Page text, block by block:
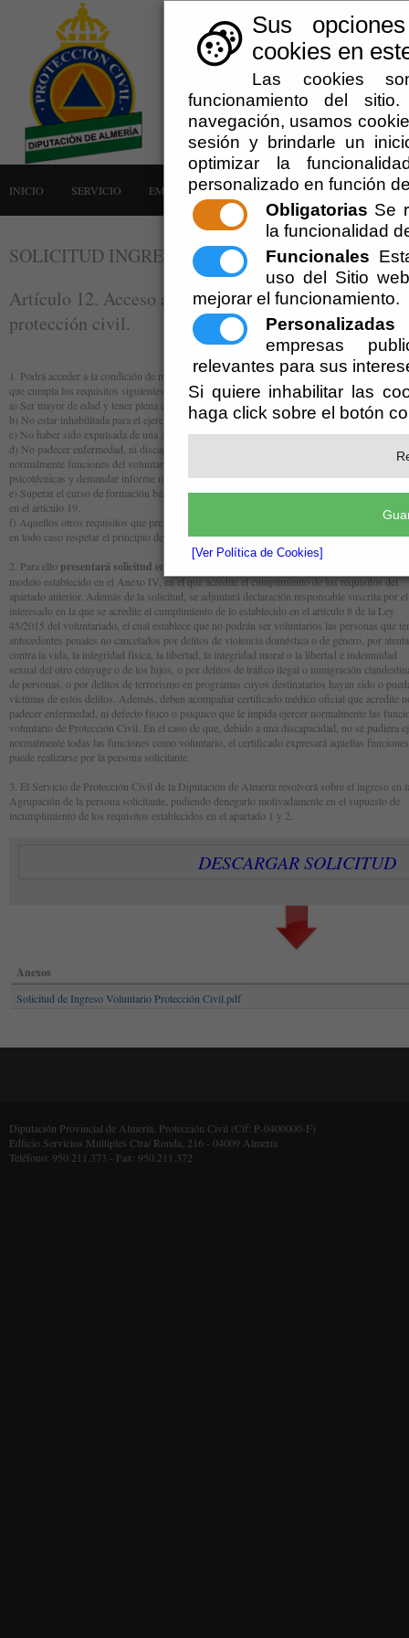
Sus
cookies en
Las cookies
funcionamiento del
navegación, usamos
sesión y brindarle un
optimizar la
personalizado en función
Obligatorias Se
la funcionalidad
Funcionales
uso del Sitio
mejorar el funcionamiento.
Personalizadas
empresas
relevantes para sus
Si quiere inhabilitar las
haga click sobre el botón
[Ver Política de Cookies]
INICIO SERVICIO EMERGENCIAS LA AGRUPACIÓN AVISOS
SOLICITUD INGRESO AGRUPACIÓN
Artículo 12. Acceso a la condición de miembro del
protección civil.
1. Podrá acceder a la condición de miembro del voluntariado de protección civil toda
que cumpla los requisitos siguientes:
a) Ser mayor de edad y tener plena capacidad de obrar.
b) No estar inhabilitada para el ejercicio de funciones públicas por sentencia firme.
c) No haber sido expulsada de una Agrupación por resolución administrativa firme.
d) No padecer enfermedad, ni discapacidad física, psíquica o sensorial que impida ejercer
normalmente funciones del voluntariado de protección civil. La Agrupación podrá
psicotécnicas y demandar informe médico que acredite su disponibilidad.
e) Superar el curso de formación básica para voluntariado de protección civil, según lo
en el artículo 19.
f) Aquellos otros requisitos que prevea específicamente el Reglamento de la Agrupación,
en todo caso respetar el principio de no discriminación.
2. Para ello presentará solicitud en el Registro General de la Diputación de Almería,
modelo establecido en el Anexo IV, en el que acredite el cumplimiento de los requisitos del
apartado anterior. Además de la solicitud, se adjuntará declaración responsable suscrita por
interesado en la que se acredite el cumplimiento de lo establecido en el artículo 8 de la Ley
45/2015 del voluntariado, el cual establece que no podrán ser voluntarios las personas que
antecedentes penales no cancelados por delitos de violencia doméstica o de género, por
contra la vida, la integridad física, la libertad, la integridad moral o la libertad e indemnidad
sexual del otro cónyuge o de los hijos, o por delitos de tráfico ilegal o inmigración
de personas, o por delitos de terrorismo en programas cuyos destinatarios hayan sido o
víctimas de estos delitos. Además, deben acompañar certificado médico oficial que acredite
padecer enfermedad, ni defecto físico o psíquico que le impida ejercer normalmente las
voluntario de Protección Civil. En el caso de que, debido a una discapacidad, no se pudiera
normalmente todas las funciones como voluntario, el certificado expresará aquellas
puede realizarse por la persona solicitante.
3. El Servicio de Protección Civil de la Diputación de Almería resolverá sobre el ingreso en
Agrupación de la persona solicitante, pudiendo denegarlo motivadamente en el supuesto de
incumplimiento de los requisitos establecidos en el apartado 1 y 2.
DESCARGAR SOLICITUD
Anexos
Solicitud de Ingreso Voluntario Protección Civil.pdf
Diputación Provincial de Almería. Protección Civil (Cif: P-0400000-F)
Edficio Servicios Múltiples Ctra/ Ronda, 216 - 04009 Almería
Teléfono: 950.211.373 - Fax: 950.211.372